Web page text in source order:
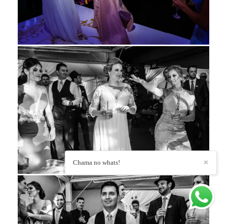
✕
Chama no whats!